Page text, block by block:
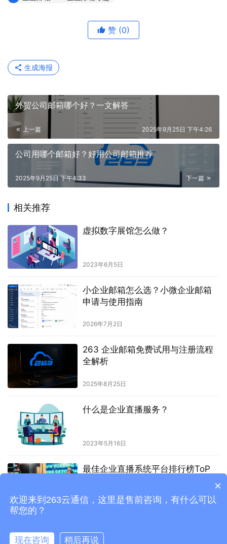
赞 (0)
生成海报
外贸公司邮箱哪个好？一文解答
上一篇 2025年9月25日 下午4:26
公司用哪个邮箱好？好用公司邮箱推荐
下一篇
2025年9月25日 下午4:33
相关推荐
虚拟数字展馆怎么做？
2023年6月5日
小企业邮箱怎么选？小微企业邮箱
申请与使用指南
2026年7月2日
263 企业邮箱免费试用与注册流程
全解析
2025年8月25日
什么是企业直播服务？
2023年5月16日
最佳企业直播系统平台排行榜ToP
2023年7月28日
×
欢迎来到263云通信，这里是售前咨询，有什么可以
帮您的？
现在咨询 稍后再说